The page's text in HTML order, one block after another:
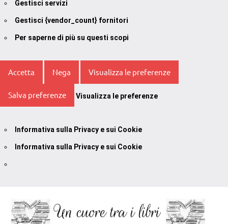
Gestisci servizi
Gestisci {vendor_count} fornitori
Per saperne di più su questi scopi
Accetta Nega Visualizza le preferenze
Salva preferenze Visualizza le preferenze
Informativa sulla Privacy e sui Cookie
Informativa sulla Privacy e sui Cookie
contenuto